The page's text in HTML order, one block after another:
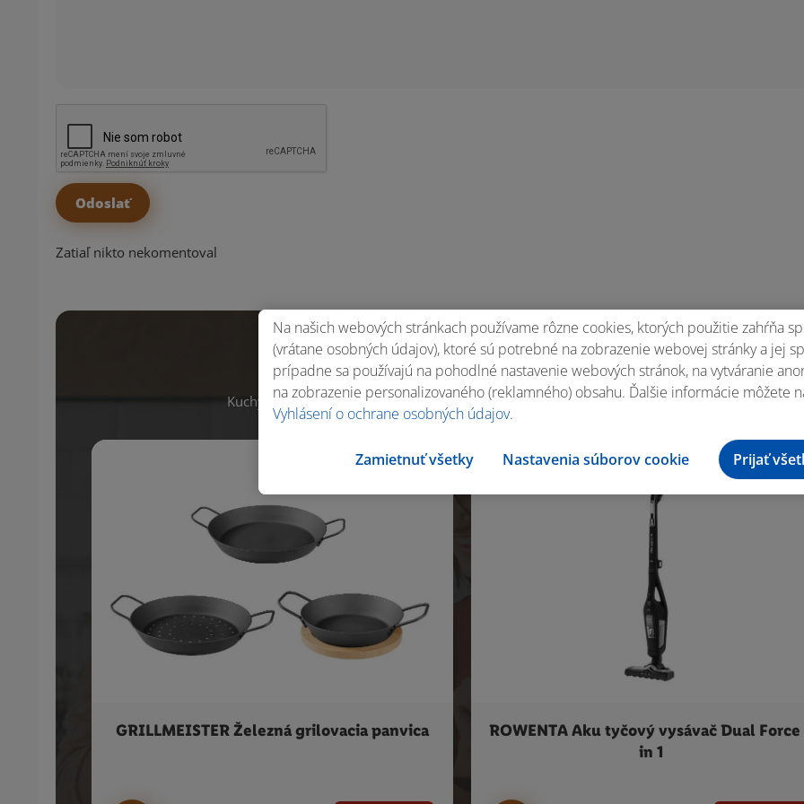
Zatiaľ nikto nekomentoval
Máš všetko, čo potrebuješ?
Kuchynské pomôcky a mnoho iného nakúpiš v našom online shope na Lidl.sk.
GRILLMEISTER Železná grilovacia panvica
ROWENTA Aku tyčový vysávač Dual Force
in 1
Na našich webových stránkach používame rôzne cookies, ktorých použitie zahŕňa
(vrátane osobných údajov), ktoré sú potrebné na zobrazenie webovej stránky a jej
prípadne sa používajú na pohodlné nastavenie webových stránok, na vytváranie
na zobrazenie personalizovaného (reklamného) obsahu. Ďalšie informácie môžete
Vyhlásení o ochrane osobných údajov.
Zamietnuť všetky Nastavenia súborov cookie Prijať